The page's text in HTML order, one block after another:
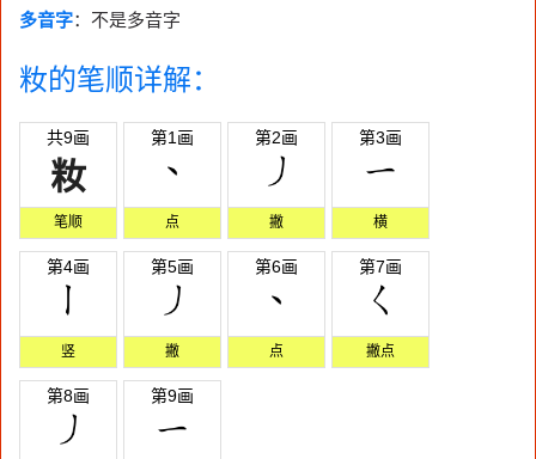
多音字：不是多音字
籹的笔顺详解：
共9画
籹
笔顺
第1画
点
第2画
撇
第3画
横
第4画
竖
第5画
撇
第6画
点
第7画
撇点
第8画 第9画